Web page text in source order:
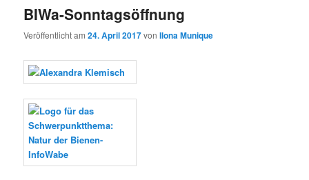
BIWa-Sonntagsöffnung
Veröffentlicht am24. April 2017vonIlona Munique